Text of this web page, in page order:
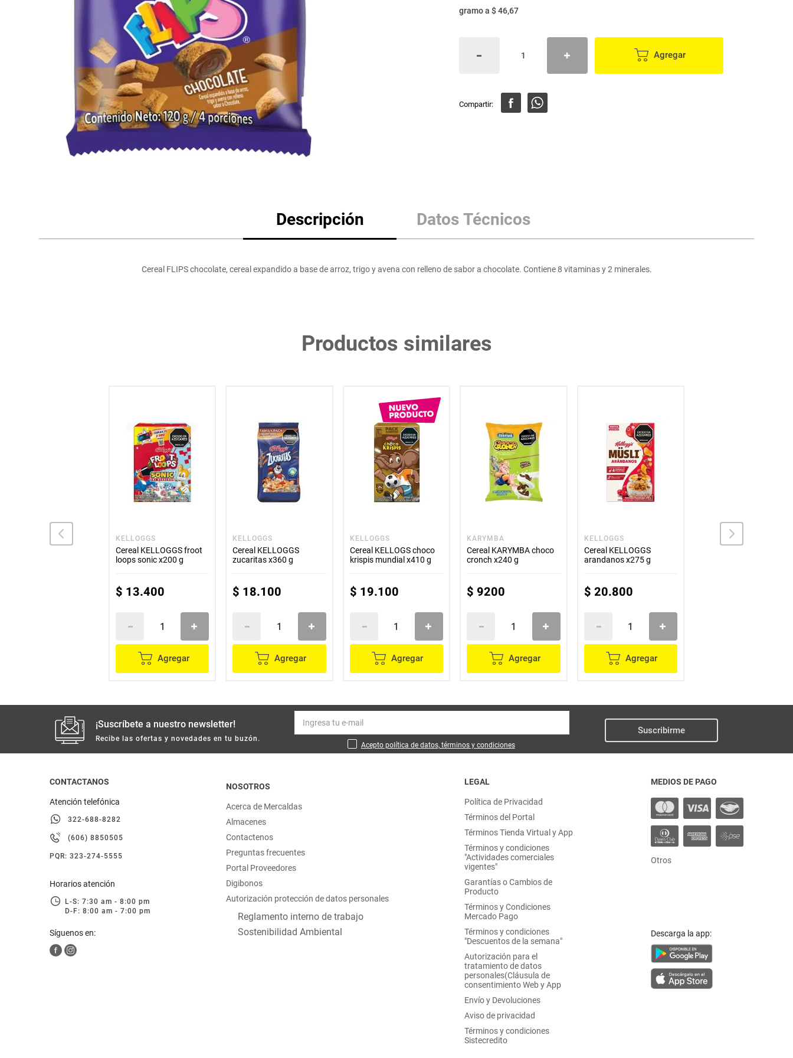
lácteos y refrigerados
vinos y licores
cuidado del bebé
mascotas
otros
gramoa $ 46,67
Agregar
Descripción Datos Técnicos
Cereal FLIPS chocolate, cereal expandido a base de arroz, trigo y avena con relleno de sabor a chocolate. Contiene 8 vitaminas y 2 minerales.
Productos similares
KELLOGGS
Cereal KELLOGGS froot
loops sonic x200 g
$ 13.400
Agregar
KELLOGGS
Cereal KELLOGGS
zucaritas x360 g
$ 18.100
Agregar
KELLOGGS
Cereal KELLOGS choco
krispis mundial x410 g
$ 19.100
Agregar
KARYMBA
Cereal KARYMBA choco
cronch x240 g
$ 9200
Agregar
KELLOGGS
Cereal KELLOGGS
arandanos x275 g
$ 20.800
Agregar
KELLOGGS
¡Suscríbete a nuestro newsletter!
Recibe las ofertas y novedades en tu buzón.
Acepto política de datos, términos y condiciones
Suscribirme
CONTACTANOS
Atención telefónica
322-688-8282
(606) 8850505
PQR: 323-274-5555
Horarios atención
L-S: 7:30 am - 8:00 pm
D-F: 8:00 am - 7:00 pm
Síguenos en:
NOSOTROS
Acerca de Mercaldas
Almacenes
Contactenos
Preguntas frecuentes
Portal Proveedores
Digibonos
Autorización protección de datos personales
Reglamento interno de trabajo
Sostenibilidad Ambiental
LEGAL
Política de Privacidad
Términos del Portal
Términos Tienda Virtual y App
Términos y condiciones
"Actividades comerciales
vigentes"
Garantías o Cambios de
Producto
Términos y Condiciones
Mercado Pago
Términos y condiciones
"Descuentos de la semana"
Autorización para el
tratamiento de datos
personales(Cláusula de
consentimiento Web y App
Envío y Devoluciones
Aviso de privacidad
Términos y condiciones
Sistecredito
MEDIOS DE PAGO
Otros
Descarga la app:
Mantequilla